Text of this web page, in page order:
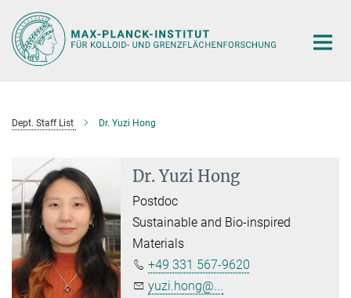
Hauptinhalt
Dept. Staff List Dr. Yuzi Hong
Dr. Yuzi Hong
Postdoc
Sustainable and Bio-inspired
Materials
+49 331 567-9620
yuzi.hong@...